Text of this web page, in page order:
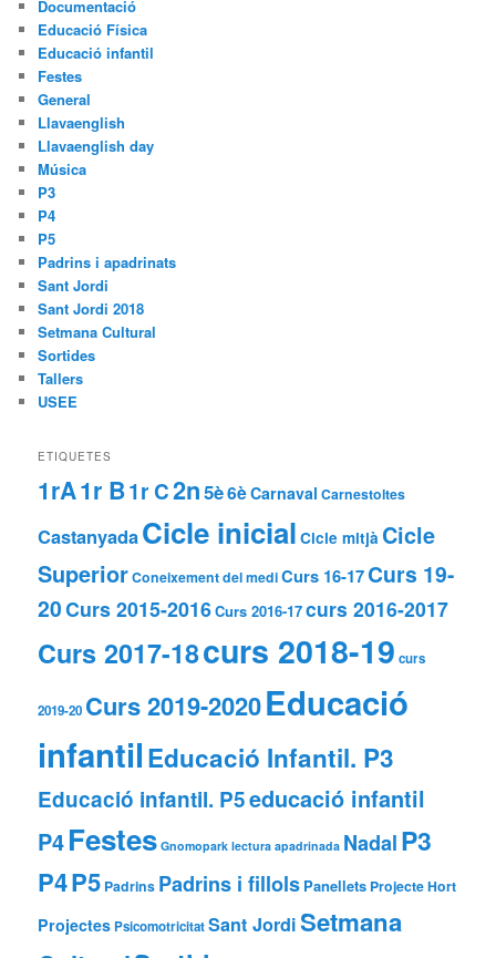
Documentació
Educació Física
Educació infantil
Festes
General
Llavaenglish
Llavaenglish day
Música
P3
P4
P5
Padrins i apadrinats
Sant Jordi
Sant Jordi 2018
Setmana Cultural
Sortides
Tallers
USEE
ETIQUETES
1rA1r B1r C2n5è6èCarnaval Carnestoltes
CastanyadaCicle inicial Cicle mitjà Cicle
SuperiorConeixement del mediCurs 16-17Curs 19-
20Curs 2015-2016Curs 2016-17curs 2016-2017
Curs 2017-18curs 2018-19 curs
2019-20 Curs 2019-2020Educació
infantilEducació Infantil. P3
Educació infantil. P5educació infantil
P4Festes Gnomopark lectura apadrinada NadalP3
P4P5 Padrins Padrins i fillols Panellets Projecte Hort
ProjectesPsicomotricitatSant JordiSetmana